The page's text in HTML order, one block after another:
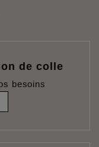
de colle
besoins